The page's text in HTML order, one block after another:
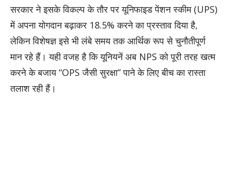
सरकार ने इसके विकल्प के तौर पर यूनिफाइड पेंशन स्कीम (UPS)
में अपना योगदान बढ़ाकर 18.5% करने का प्रस्ताव दिया है,
लेकिन विशेषज्ञ इसे भी लंबे समय तक आर्थिक रूप से चुनौतीपूर्ण
मान रहे हैं। यही वजह है कि यूनियनें अब NPS को पूरी तरह खत्म
करने के बजाय “OPS जैसी सुरक्षा” पाने के लिए बीच का रास्ता
तलाश रही हैं।